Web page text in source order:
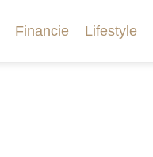
Financie Lifestyle